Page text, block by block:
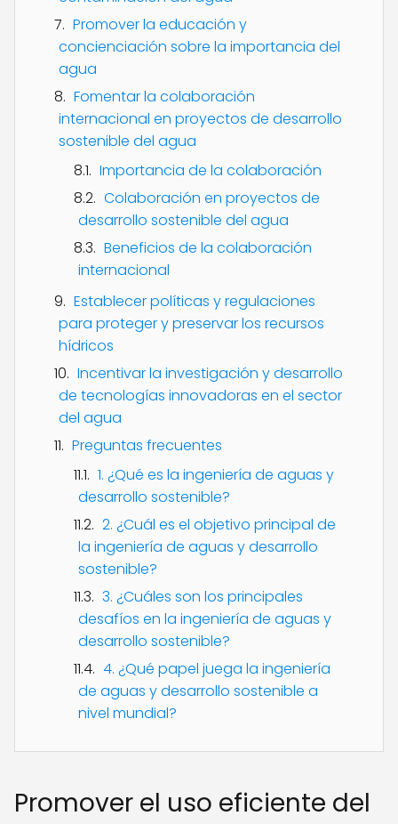
Promover la educación y
concienciación sobre la importancia del
agua
Fomentar la colaboración
internacional en proyectos de desarrollo
sostenible del agua
Importancia de la colaboración
Colaboración en proyectos de
desarrollo sostenible del agua
Beneficios de la colaboración
internacional
Establecer políticas y regulaciones
para proteger y preservar los recursos
hídricos
Incentivar la investigación y desarrollo
de tecnologías innovadoras en el sector
del agua
Preguntas frecuentes
1. ¿Qué es la ingeniería de aguas y
desarrollo sostenible?
2. ¿Cuál es el objetivo principal de
la ingeniería de aguas y desarrollo
sostenible?
3. ¿Cuáles son los principales
desafíos en la ingeniería de aguas y
desarrollo sostenible?
4. ¿Qué papel juega la ingeniería
de aguas y desarrollo sostenible a
nivel mundial?
Promover el uso eficiente del